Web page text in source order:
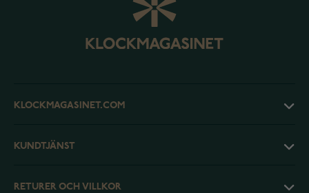
KLOCKMAGASINET.COM
KUNDTJÄNST
RETURER OCH VILLKOR